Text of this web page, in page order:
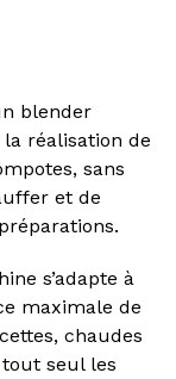
blender
réalisation de
sans
et de
s’adapte à
maximale de
chaudes
seul les